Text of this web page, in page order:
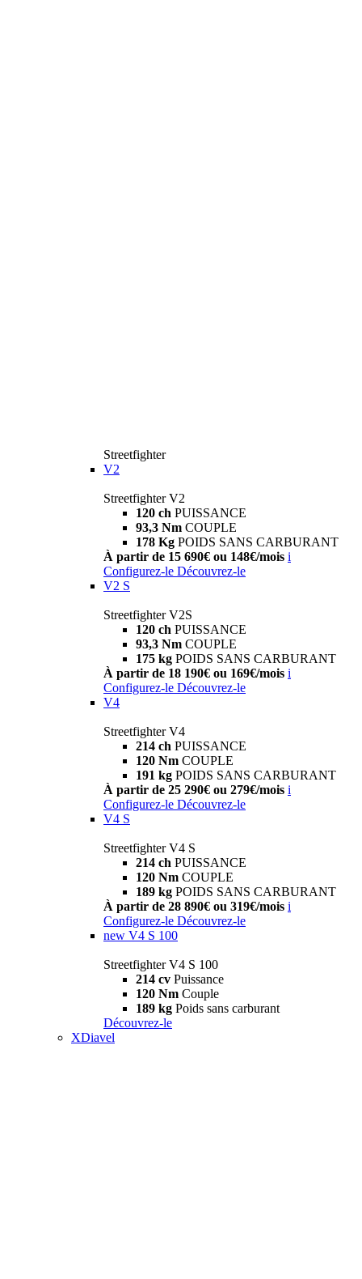
Streetfighter
V2
Streetfighter V2
120 ch PUISSANCE
93,3 Nm COUPLE
178 Kg POIDS SANS CARBURANT
À partir de 15 690€ ou 148€/mois i
Configurez-le Découvrez-le
V2 S
Streetfighter V2S
120 ch PUISSANCE
93,3 Nm COUPLE
175 kg POIDS SANS CARBURANT
À partir de 18 190€ ou 169€/mois i
Configurez-le Découvrez-le
V4
Streetfighter V4
214 ch PUISSANCE
120 Nm COUPLE
191 kg POIDS SANS CARBURANT
À partir de 25 290€ ou 279€/mois i
Configurez-le Découvrez-le
V4 S
Streetfighter V4 S
214 ch PUISSANCE
120 Nm COUPLE
189 kg POIDS SANS CARBURANT
À partir de 28 890€ ou 319€/mois i
Configurez-le Découvrez-le
new V4 S 100
Streetfighter V4 S 100
214 cv Puissance
120 Nm Couple
189 kg Poids sans carburant
Découvrez-le
XDiavel